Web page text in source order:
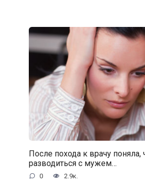
После похода к врачу поняла,
разводиться с мужем…
0 2.9к.